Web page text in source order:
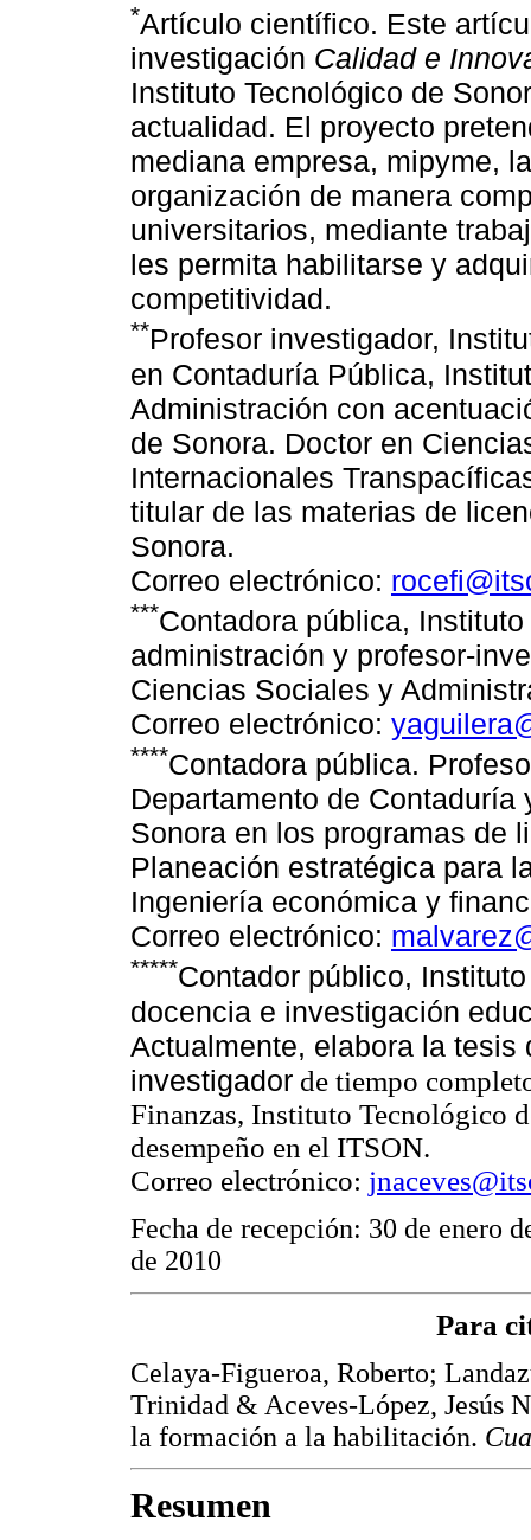
*Artículo científico. Este
investigación Calidad e
Instituto Tecnológico de
actualidad. El proyecto
mediana empresa, mipyme,
organización de manera
universitarios, mediante
les permita habilitarse y
competitividad.
**Profesor investigador,
en Contaduría Pública,
Administración con
de Sonora. Doctor en
Internacionales
titular de las materias de
Sonora.
Correo electrónico:
***Contadora pública,
administración y profesor-
Ciencias Sociales y
Correo electrónico:
****Contadora pública.
Departamento de
Sonora en los programas de
Planeación estratégica para
Ingeniería económica y
Correo electrónico:
*****Contador público,
docencia e investigación
Actualmente, elabora la
investigador de tiempo
Finanzas, Instituto Tecnológico
desempeño en el ITSON.
Correo electrónico:
Fecha de recepción: 30 de enero
de 2010
Para
Celaya-Figueroa, Roberto;
Trinidad & Aceves-López, Jesús
la formación a la habilitación.
Resumen